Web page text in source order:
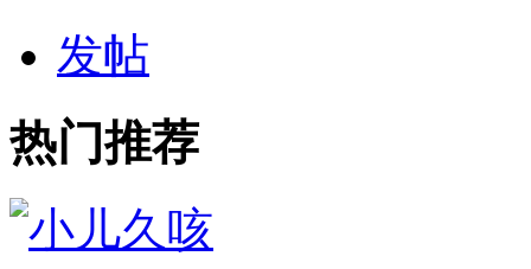
发帖
热门推荐